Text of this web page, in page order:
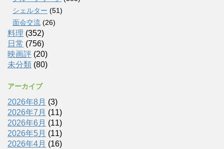
シェルター (51)
面会交流 (26)
料理 (352)
日常 (756)
映画評 (20)
未分類 (80)
アーカイブ
2026年8月 (3)
2026年7月 (11)
2026年6月 (11)
2026年5月 (11)
2026年4月 (16)